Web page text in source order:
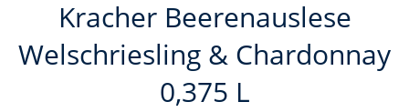
Kracher Beerenauslese
Welschriesling & Chardonnay
0,375 L